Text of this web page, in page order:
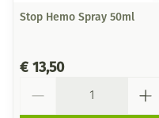
Stop Hemo Spray 50ml
€ 13,50